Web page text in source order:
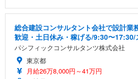
総合建設コンサルタント会社で設計業
歓迎・土日休み・稼げる/9:30〜17:30/
パシフィックコンサルタンツ株式会社
東京都
月給26万8,000円～41万円